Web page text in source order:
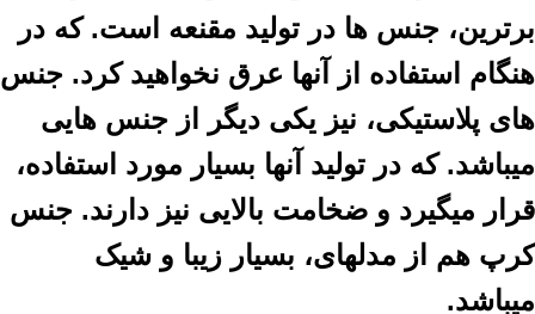
برترین، جنس ها در تولید مقنعه است. که در
هنگام استفاده از آنها عرق نخواهید کرد. جنس
های پلاستیکی، نیز یکی دیگر از جنس هایی
میباشد. که در تولید آنها بسیار مورد استفاده،
قرار میگیرد و ضخامت بالایی نیز دارند. جنس
کرپ هم از مدلهای، بسیار زیبا و شیک
میباشد.